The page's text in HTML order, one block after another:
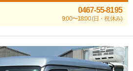
0467-55-8195
9:00〜18:00 (日・祝休み)